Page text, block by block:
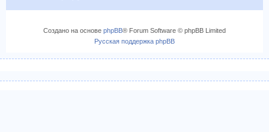
Создано на основе phpBB® Forum Software © phpBB Limited
Русская поддержка phpBB